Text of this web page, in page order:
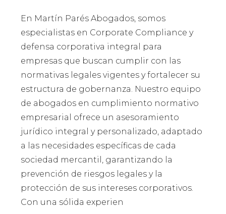
En Martín Parés Abogados, somos
especialistas en Corporate Compliance y
defensa corporativa integral para
empresas que buscan cumplir con las
normativas legales vigentes y fortalecer su
estructura de gobernanza. Nuestro equipo
de abogados en cumplimiento normativo
empresarial ofrece un asesoramiento
jurídico integral y personalizado, adaptado
a las necesidades específicas de cada
sociedad mercantil, garantizando la
prevención de riesgos legales y la
protección de sus intereses corporativos.
Con una sólida experien